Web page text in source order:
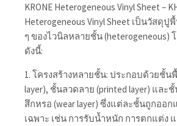
KRONE Heterogeneous Vinyl Sheet –
Heterogeneous Vinyl Sheet เป็นวัสดุ
ๆ ของไวนิลหลายชั้น
ดังนี้:
1. โครงสร้างหลายชั้น: ประกอบด้วยชั้น
layer), ชั้นลวดลาย (printed layer) และ
สึกหรอ (wear layer) ซึ่งแต่ละชั้นถูกออ
เฉพาะ เช่น การรับน้ำหนัก การตกแต่ง